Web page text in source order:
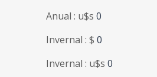
Anual : u$s 0
Invernal : $ 0
Invernal : u$s 0